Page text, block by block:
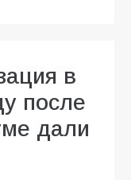
в
после
дали